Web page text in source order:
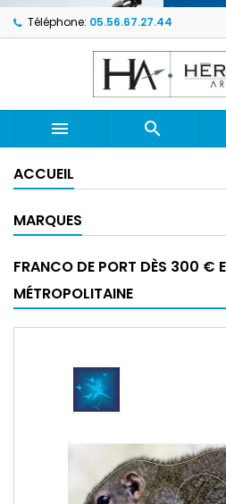
Téléphone: 05.56.67.27.44
 
ACCUEIL
MARQUES
FRANCO DE PORT DÈS 300 €
MÉTROPOLITAINE